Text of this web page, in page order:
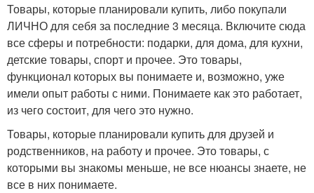
Товары, которые планировали купить, либо покупали
ЛИЧНО для себя за последние 3 месяца. Включите сюда
все сферы и потребности: подарки, для дома, для кухни,
детские товары, спорт и прочее. Это товары,
функционал которых вы понимаете и, возможно, уже
имели опыт работы с ними. Понимаете как это работает,
из чего состоит, для чего это нужно.
Товары, которые планировали купить для друзей и
родственников, на работу и прочее. Это товары, с
которыми вы знакомы меньше, не все нюансы знаете, не
все в них понимаете.